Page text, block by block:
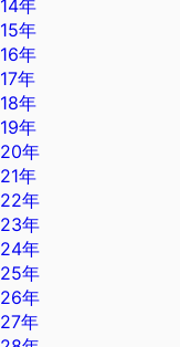
14年
15年
16年
17年
18年
19年
20年
21年
22年
23年
24年
25年
26年
27年